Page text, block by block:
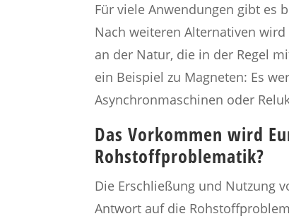
Für viele Anwendungen gibt es
Nach weiteren Alternativen
an der Natur, die in der Regel
ein Beispiel zu Magneten: Es
Asynchronmaschinen oder
Das Vorkommen wird
Rohstoffproblematik?
Die Erschließung und Nutzung
Antwort auf die